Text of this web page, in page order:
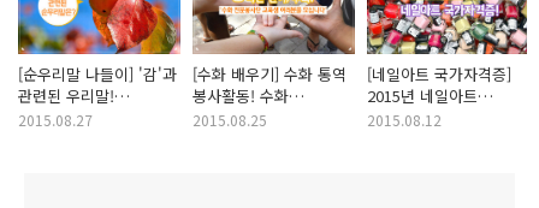
[순우리말 나들이] '감'과
관련된 우리말!
감쪽같다, 땡감, 감또개
2015.08.27
[수화 배우기] 수화 통역
봉사활동! 수화
전문봉사단 교육생
2015.08.25
[네일아트 국가자격증]
2015년 네일아트
국가자격증 과정
2015.08.12